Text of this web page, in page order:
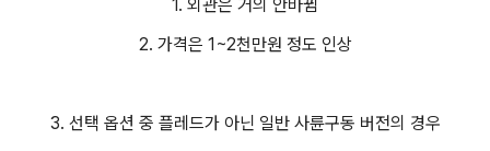
1. 외관은 거의 안바뀜
2. 가격은 1~2천만원 정도 인상
3. 선택 옵션 중 플레드가 아닌 일반 사륜구동 버전의 경우